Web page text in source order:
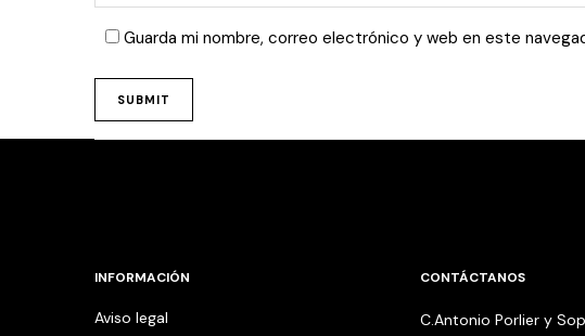
Guarda mi nombre, correo electrónico y web en este
INFORMACIÓN
Aviso legal
CONTÁCTANOS
C.Antonio Porlier y